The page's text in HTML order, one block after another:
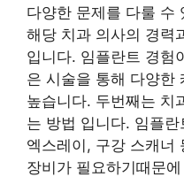
다양한 문제를 다룰 수
해당 치과 의사의 경력
입니다. 임플란트 경험
은 시술을 통해 다양한
높습니다. 두번째는 치
는 방법 입니다. 임플
엑스레이, 구강 스캐너
장비가 필요하기때문